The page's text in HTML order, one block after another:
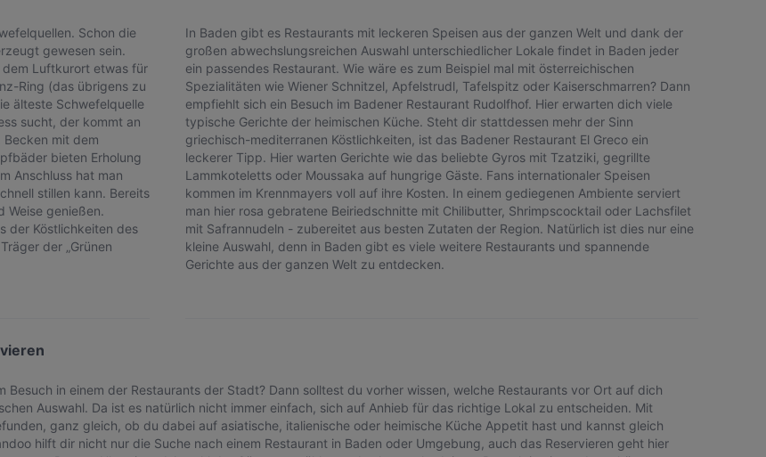
Schon die
gewesen sein.
dem Luftkurort etwas für
Ring (das übrigens zu
älteste Schwefelquelle
sucht, der kommt an
Becken mit dem
bieten Erholung
Anschluss hat man
stillen kann. Bereits
Weise genießen.
der Köstlichkeiten des
der „Grünen
In Baden gibt es Restaurants mit leckeren Speisen aus der ganzen Welt und dank der
großen abwechslungsreichen Auswahl unterschiedlicher Lokale findet in Baden jeder
ein passendes Restaurant. Wie wäre es zum Beispiel mal mit österreichischen
Spezialitäten wie Wiener Schnitzel, Apfelstrudl, Tafelspitz oder Kaiserschmarren? Dann
empfiehlt sich ein Besuch im Badener Restaurant Rudolfhof. Hier erwarten dich viele
typische Gerichte der heimischen Küche. Steht dir stattdessen mehr der Sinn
griechisch-mediterranen Köstlichkeiten, ist das Badener Restaurant El Greco ein
leckerer Tipp. Hier warten Gerichte wie das beliebte Gyros mit Tzatziki, gegrillte
Lammkoteletts oder Moussaka auf hungrige Gäste. Fans internationaler Speisen
kommen im Krennmayers voll auf ihre Kosten. In einem gediegenen Ambiente serviert
man hier rosa gebratene Beiriedschnitte mit Chilibutter, Shrimpscocktail oder Lachsfilet
mit Safrannudeln - zubereitet aus besten Zutaten der Region. Natürlich ist dies nur eine
kleine Auswahl, denn in Baden gibt es viele weitere Restaurants und spannende
Gerichte aus der ganzen Welt zu entdecken.
in einem der Restaurants der Stadt? Dann solltest du vorher wissen, welche Restaurants vor Ort auf dich
Auswahl. Da ist es natürlich nicht immer einfach, sich auf Anhieb für das richtige Lokal zu entscheiden. Mit
ganz gleich, ob du dabei auf asiatische, italienische oder heimische Küche Appetit hast und kannst gleich
hilft dir nicht nur die Suche nach einem Restaurant in Baden oder Umgebung, auch das Reservieren geht hier